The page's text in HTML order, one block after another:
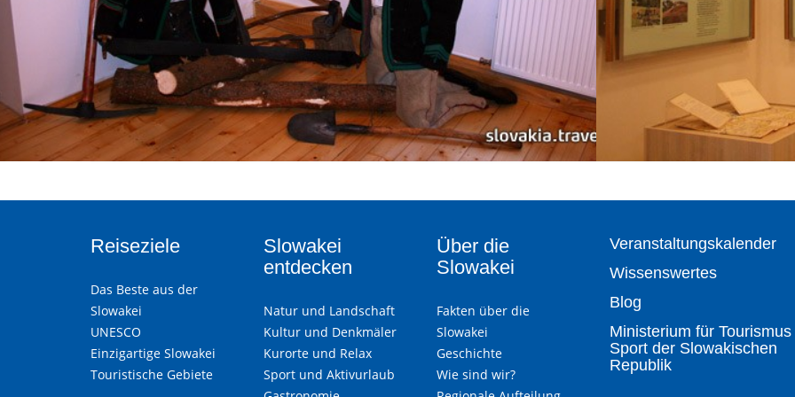
Reiseziele
Das Beste aus der
Slowakei
UNESCO
Einzigartige Slowakei
Touristische Gebiete
Slowakei
entdecken
Natur und Landschaft
Kultur und Denkmäler
Kurorte und Relax
Sport und Aktivurlaub
Über die
Slowakei
Fakten über die
Slowakei
Geschichte
Wie sind wir?
Veranstaltungskalender
Wissenswertes
Blog
Ministerium für
Sport der Slowakischen
Republik